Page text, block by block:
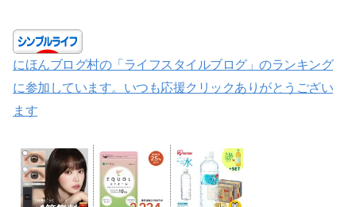
にほんブログ村の「ライフスタイルブログ」のランキング
に参加しています。いつも応援クリックありがとうござい
ます